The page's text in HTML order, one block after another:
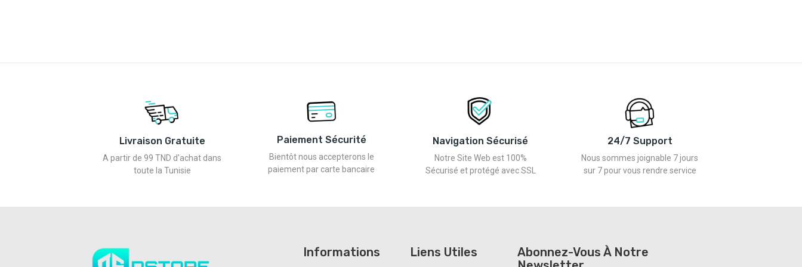
Livraison Gratuite
A partir de 99 TND d'achat dans
toute la Tunisie
Paiement Sécurité
Bientôt nous accepterons le
paiement par carte bancaire
Navigation Sécurisé
Notre Site Web est 100%
Sécurisé et protégé avec SSL
24/7 Support
Nous sommes joignable 7 jours
sur 7 pour vous rendre service
Informations Liens Utiles
Abonnez-Vous À Notre